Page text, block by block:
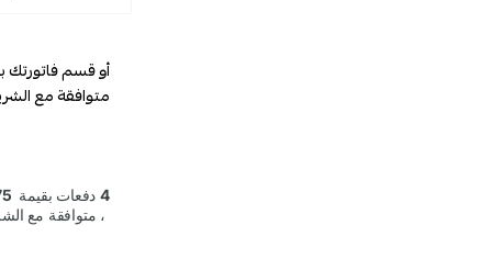
أو قسم فاتورتك
متوافقة مع